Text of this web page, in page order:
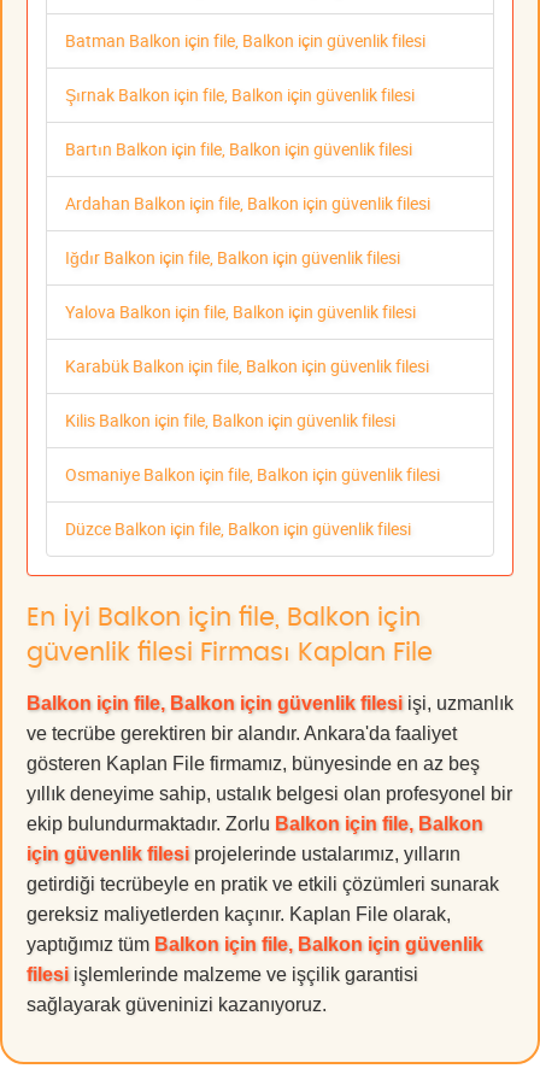
Batman Balkon için file, Balkon için güvenlik filesi
Şırnak Balkon için file, Balkon için güvenlik filesi
Bartın Balkon için file, Balkon için güvenlik filesi
Ardahan Balkon için file, Balkon için güvenlik filesi
Iğdır Balkon için file, Balkon için güvenlik filesi
Yalova Balkon için file, Balkon için güvenlik filesi
Karabük Balkon için file, Balkon için güvenlik filesi
Kilis Balkon için file, Balkon için güvenlik filesi
Osmaniye Balkon için file, Balkon için güvenlik filesi
Düzce Balkon için file, Balkon için güvenlik filesi
En İyi Balkon için file, Balkon için
güvenlik filesi Firması Kaplan File
Balkon için file, Balkon için güvenlik filesi işi, uzmanlık
ve tecrübe gerektiren bir alandır. Ankara'da faaliyet
gösteren Kaplan File firmamız, bünyesinde en az beş
yıllık deneyime sahip, ustalık belgesi olan profesyonel bir
ekip bulundurmaktadır. Zorlu Balkon için file, Balkon
için güvenlik filesi projelerinde ustalarımız, yılların
getirdiği tecrübeyle en pratik ve etkili çözümleri sunarak
gereksiz maliyetlerden kaçınır. Kaplan File olarak,
yaptığımız tüm Balkon için file, Balkon için güvenlik
filesi işlemlerinde malzeme ve işçilik garantisi
sağlayarak güveninizi kazanıyoruz.